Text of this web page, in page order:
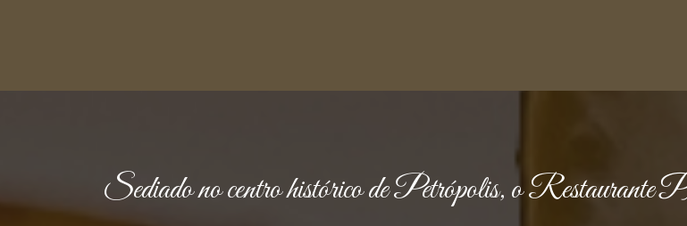
Sediado no centro histórico de Petrópolis, o Restaurante